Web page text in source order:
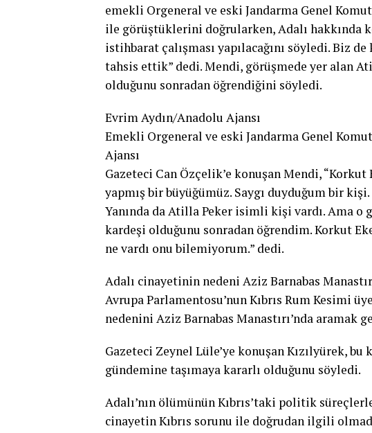
emekli Orgeneral ve eski Jandarma Genel
ile görüştüklerini doğrularken, Adalı hakkında
istihbarat çalışması yapılacağını söyledi. Biz
tahsis ettik” dedi. Mendi, görüşmede yer alan
olduğunu sonradan öğrendiğini söyledi.
Evrim Aydın/Anadolu Ajansı
Emekli Orgeneral ve eski Jandarma Genel
Ajansı
Gazeteci Can Özçelik’e konuşan Mendi,
yapmış bir büyüğümüz. Saygı duyduğum bir
Yanında da Atilla Peker isimli kişi vardı. Ama o
kardeşi olduğunu sonradan öğrendim. Korkut
ne vardı onu bilemiyorum.” dedi.
Adalı cinayetinin nedeni Aziz Barnabas
Avrupa Parlamentosu’nun Kıbrıs Rum Kesimi
nedenini Aziz Barnabas Manastırı’nda aramak
Gazeteci Zeynel Lüle’ye konuşan Kızılyürek,
gündemine taşımaya kararlı olduğunu söyledi.
Adalı’nın ölümünün Kıbrıs’taki politik
cinayetin Kıbrıs sorunu ile doğrudan ilgili